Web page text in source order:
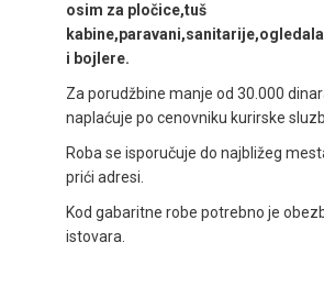
osim za pločice,tuš
i bojlere.
Za porudžbine manje od 30.000
naplaćuje po cenovniku kurirske
Roba se isporučuje do najbližeg
prići adresi.
Kod gabaritne robe potrebno je
istovara.